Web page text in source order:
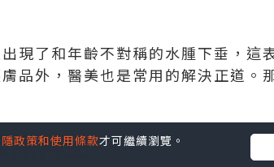
現了和年齡不對稱的水腫下垂，這
品外，醫美也是常用的解決正道。
原再生
政策和使用條款才可繼續瀏覽。